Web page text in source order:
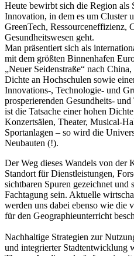
Heute bewirbt sich die Region
Innovation, in dem es um Cluster
GreenTech, Ressourceneffizienz,
Gesundheitswesen geht.
Man präsentiert sich als
mit dem größten Binnenhafen
„Neuer Seidenstraße“ nach
Dichte an Hochschulen sowie
Innovations-, Technologie- und
prosperierenden Gesundheits-
ist die Tatsache einer hohen
Konzertsälen, Theater, Musical-
Sportanlagen – so wird die
Neubauten (!).
Der Weg dieses Wandels von der
Standort für Dienstleistungen,
sichtbaren Spuren gezeichnet und
Fachtagung sein. Aktuelle
werden uns dabei ebenso wie die
für den Geographieunterricht
Nachhaltige Strategien zur
und integrierter Stadtentwicklung